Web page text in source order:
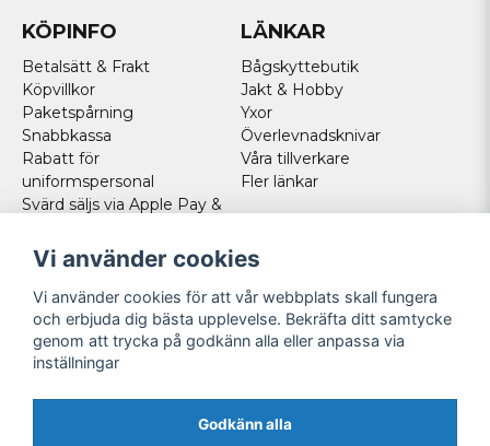
KÖPINFO
Betalsätt & Frakt
Köpvillkor
Paketspårning
Snabbkassa
Rabatt för
uniformspersonal
Svärd säljs via Apple Pay &
Norska kunder
Cookies
LÄNKAR
Bågskyttebutik
Jakt & Hobby
Yxor
Överlevnadsknivar
Våra tillverkare
Fler länkar
FÖLJ OSS
Facebook
Instagram
Youtube
Vi använder cookies
Vi använder cookies för att vår webbplats skall fungera
och erbjuda dig bästa upplevelse. Bekräfta ditt samtycke
genom att trycka på godkänn alla eller anpassa via
inställningar
Godkänn alla